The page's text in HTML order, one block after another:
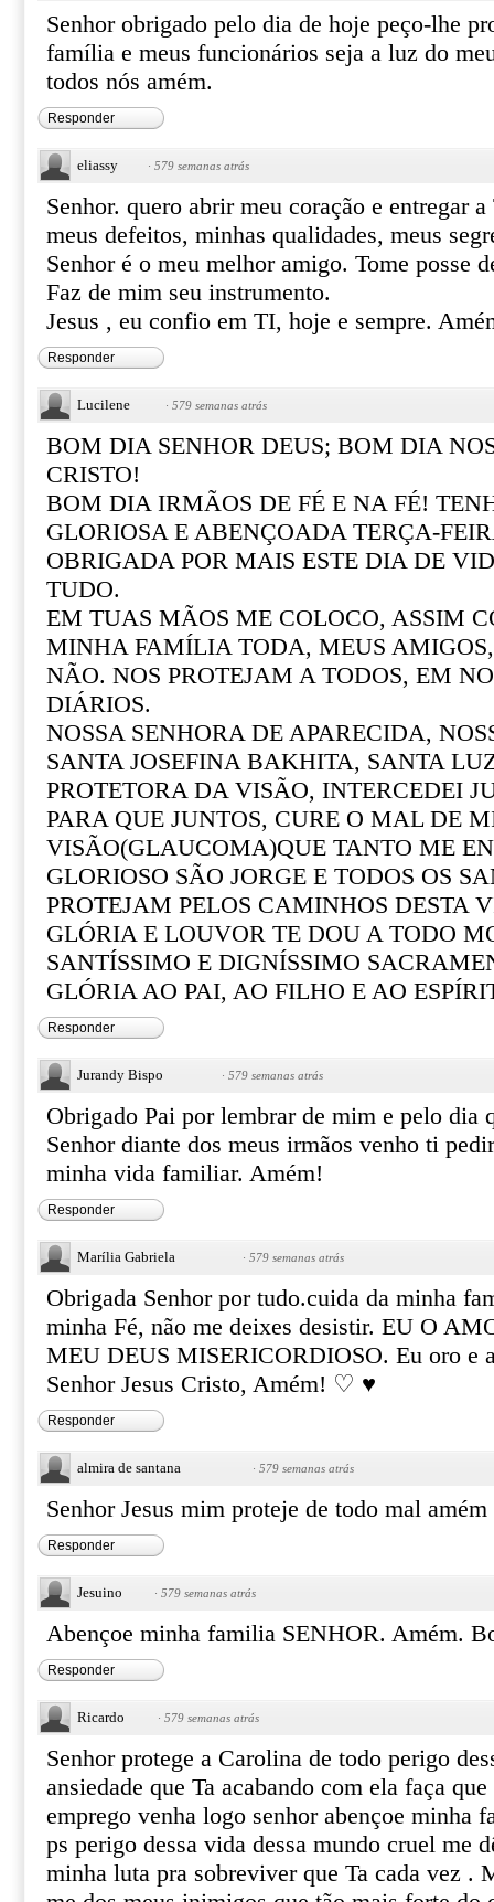
Senhor obrigado pelo dia de hoje peço-lhe
família e meus funcionários seja a luz do
todos nós amém.
Responder
eliassy · 579 semanas atrás
Senhor. quero abrir meu coração e entregar
meus defeitos, minhas qualidades, meus
Senhor é o meu melhor amigo. Tome posse
Faz de mim seu instrumento.
Jesus , eu confio em TI, hoje e sempre.
Responder
Lucilene · 579 semanas atrás
BOM DIA SENHOR DEUS; BOM DIA
CRISTO!
BOM DIA IRMÃOS DE FÉ E NA FÉ!
GLORIOSA E ABENÇOADA TERÇA-
OBRIGADA POR MAIS ESTE DIA DE
TUDO.
EM TUAS MÃOS ME COLOCO, ASSIM
MINHA FAMÍLIA TODA, MEUS
NÃO. NOS PROTEJAM A TODOS, EM
DIÁRIOS.
NOSSA SENHORA DE APARECIDA,
SANTA JOSEFINA BAKHITA, SANTA
PROTETORA DA VISÃO, INTERCEDEI
PARA QUE JUNTOS, CURE O MAL DE
VISÃO(GLAUCOMA)QUE TANTO ME
GLORIOSO SÃO JORGE E TODOS OS
PROTEJAM PELOS CAMINHOS DESTA
GLÓRIA E LOUVOR TE DOU A TODO
SANTÍSSIMO E DIGNÍSSIMO
GLÓRIA AO PAI, AO FILHO E AO
Responder
Jurandy Bispo · 579 semanas atrás
Obrigado Pai por lembrar de mim e pelo dia
Senhor diante dos meus irmãos venho ti
minha vida familiar. Amém!
Responder
Marília Gabriela · 579 semanas atrás
Obrigada Senhor por tudo.cuida da minha
minha Fé, não me deixes desistir. EU O
MEU DEUS MISERICORDIOSO. Eu oro e
Senhor Jesus Cristo, Amém! ♡ ♥
Responder
almira de santana · 579 semanas atrás
Senhor Jesus mim proteje de todo mal amém
Responder
Jesuino · 579 semanas atrás
Abençoe minha familia SENHOR. Amém.
Responder
Ricardo · 579 semanas atrás
Senhor protege a Carolina de todo perigo
ansiedade que Ta acabando com ela faça
emprego venha logo senhor abençoe minha
ps perigo dessa vida dessa mundo cruel me
minha luta pra sobreviver que Ta cada vez .